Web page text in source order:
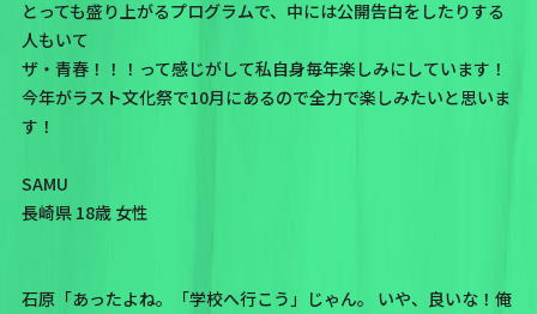
とっても盛り上がるプログラムで、中には公開告白をしたりする
人もいて
ザ・青春！！！って感じがして私自身毎年楽しみにしています！
今年がラスト文化祭で10月にあるので全力で楽しみたいと思いま
す！
SAMU
長崎県 18歳 女性
石原「あったよね。「学校へ行こう」じゃん。 いや、良いな！俺